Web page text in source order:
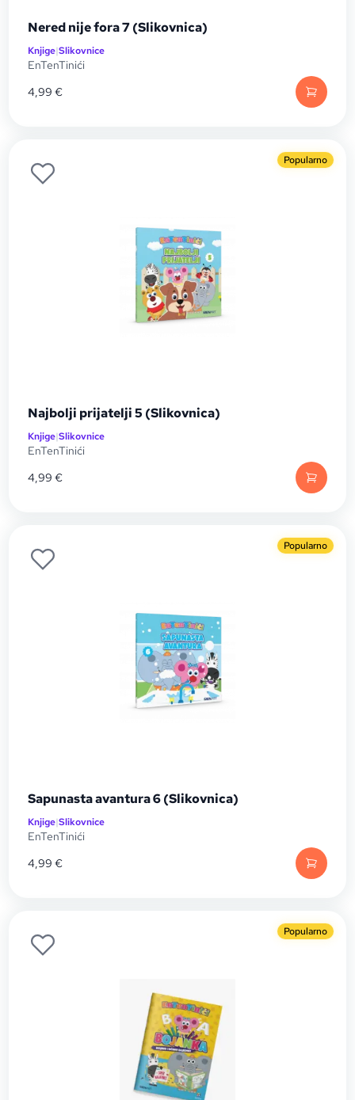
Nered nije fora 7 (Slikovnica)
Knjige|Slikovnice
EnTenTinići
4,99€
Popularno
Najbolji prijatelji 5 (Slikovnica)
Knjige|Slikovnice
EnTenTinići
4,99€
Popularno
Sapunasta avantura 6 (Slikovnica)
Knjige|Slikovnice
EnTenTinići
4,99€
Popularno